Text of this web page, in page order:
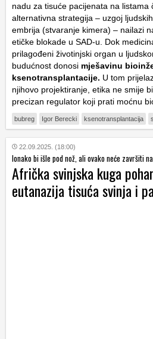
nadu za tisuće pacijenata na listama
alternativna strategija – uzgoj
embrija (stvaranje kimera) – nailazi
etičke blokade u SAD-u. Dok
prilagođeni životinjski organ u
budućnost donosi mješavinu
ksenotransplantacije. U tom
njihovo projektiranje, etika ne smije
precizan regulator koji prati moćnu
bubreg Igor Berecki ksenotransplantacija
22.09.2025. (18:00)
Ionako bi išle pod nož, ali ovako neće završiti
Afrička svinjska kuga
eutanazija tisuća svinja i